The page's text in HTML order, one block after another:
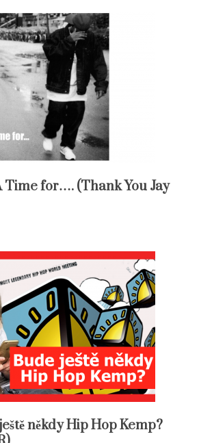
Time for…. (Thank You Jay
někdy Hip Hop Kemp?